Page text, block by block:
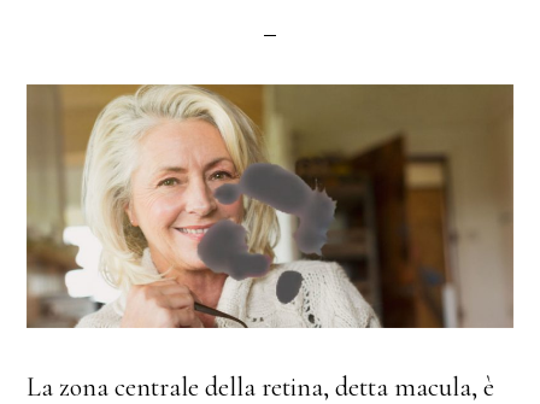
La zona centrale della retina, detta macula, è